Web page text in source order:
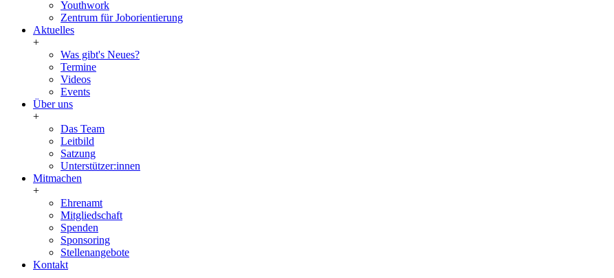
Youthwork
Zentrum für Joborientierung
Aktuelles
+
Was gibt's Neues?
Termine
Videos
Events
Über uns
+
Das Team
Leitbild
Satzung
Unterstützer:innen
Mitmachen
+
Ehrenamt
Mitgliedschaft
Spenden
Sponsoring
Stellenangebote
Kontakt